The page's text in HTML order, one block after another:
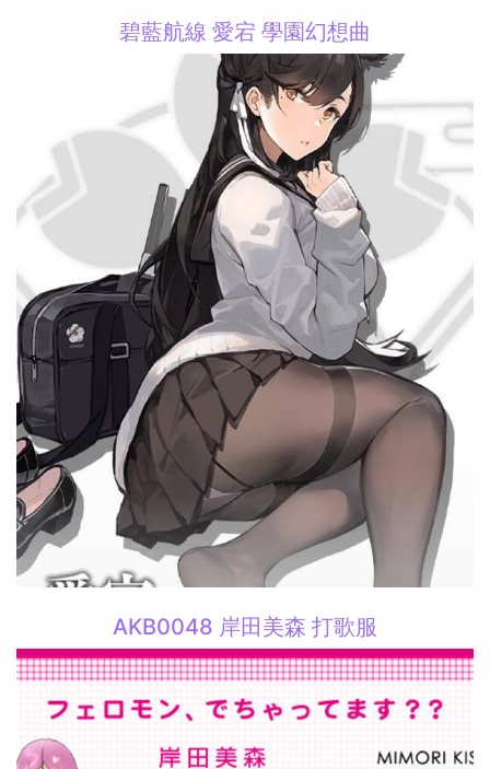
碧藍航線 愛宕 學園幻想曲
AKB0048 岸田美森 打歌服